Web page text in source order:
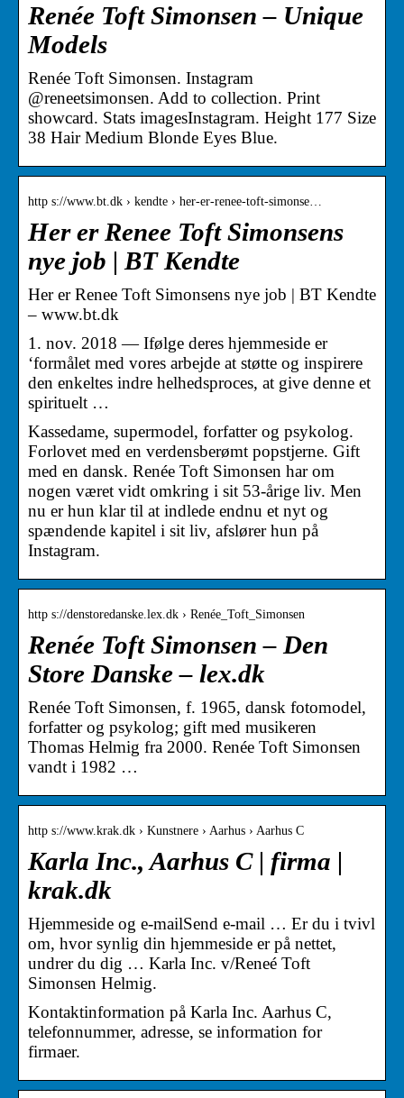
Renée Toft Simonsen – Unique
Models
Renée Toft Simonsen. Instagram
@reneetsimonsen. Add to collection. Print
showcard. Stats imagesInstagram. Height 177 Size
38 Hair Medium Blonde Eyes Blue.
http s://www.bt.dk › kendte › her-er-renee-toft-simonse…
Her er Renee Toft Simonsens
nye job | BT Kendte
Her er Renee Toft Simonsens nye job | BT Kendte
– www.bt.dk
1. nov. 2018 — Ifølge deres hjemmeside er
‘formålet med vores arbejde at støtte og inspirere
den enkeltes indre helhedsproces, at give denne et
spirituelt …
Kassedame, supermodel, forfatter og psykolog.
Forlovet med en verdensberømt popstjerne. Gift
med en dansk. Renée Toft Simonsen har om
nogen været vidt omkring i sit 53-årige liv. Men
nu er hun klar til at indlede endnu et nyt og
spændende kapitel i sit liv, afslører hun på
Instagram.
http s://denstoredanske.lex.dk › Renée_Toft_Simonsen
Renée Toft Simonsen – Den
Store Danske – lex.dk
Renée Toft Simonsen, f. 1965, dansk fotomodel,
forfatter og psykolog; gift med musikeren
Thomas Helmig fra 2000. Renée Toft Simonsen
vandt i 1982 …
http s://www.krak.dk › Kunstnere › Aarhus › Aarhus C
Karla Inc., Aarhus C | firma |
krak.dk
Hjemmeside og e-mailSend e-mail … Er du i tvivl
om, hvor synlig din hjemmeside er på nettet,
undrer du dig … Karla Inc. v/Reneé Toft
Simonsen Helmig.
Kontaktinformation på Karla Inc. Aarhus C,
telefonnummer, adresse, se information for
firmaer.